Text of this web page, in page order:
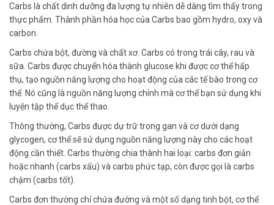
Carbs là chất dinh dưỡng đa lượng tự nhiên dễ dàng tìm thấy trong
thực phẩm. Thành phần hóa học của Carbs bao gồm hydro, oxy và
carbon.
Carbs chứa bột, đường và chất xơ. Carbs có trong trái cây, rau và
sữa. Carbs được chuyển hóa thành glucose khi được cơ thể hấp
thụ, tạo nguồn năng lượng cho hoạt động của các tế bào trong cơ
thể. Nó cũng là nguồn năng lượng chính mà cơ thể bạn sử dụng khi
luyện tập thể dục thể thao.
Thông thường, Carbs được dự trữ trong gan và cơ dưới dạng
glycogen, cơ thể sẽ sử dụng nguồn năng lượng này cho các hoạt
động cần thiết. Carbs thường chia thành hai loại: carbs đơn giản
hoặc nhanh (carbs xấu) và carbs phức tạp, còn được gọi là carbs
chậm (carbs tốt).
Carbs đơn thường chỉ chứa đường và một số dạng tinh bột, cơ thể